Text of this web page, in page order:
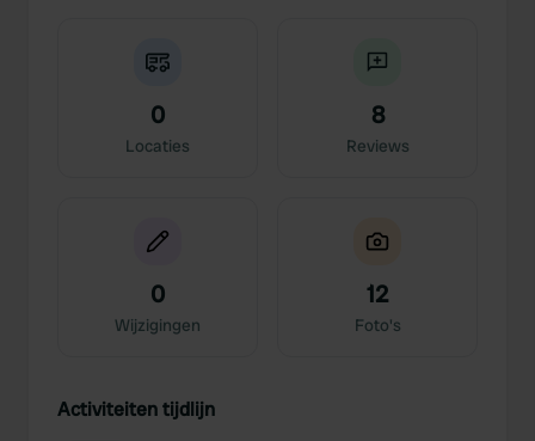
0
Locaties
8
Reviews
0
Wijzigingen
12
Foto's
Activiteiten tijdlijn